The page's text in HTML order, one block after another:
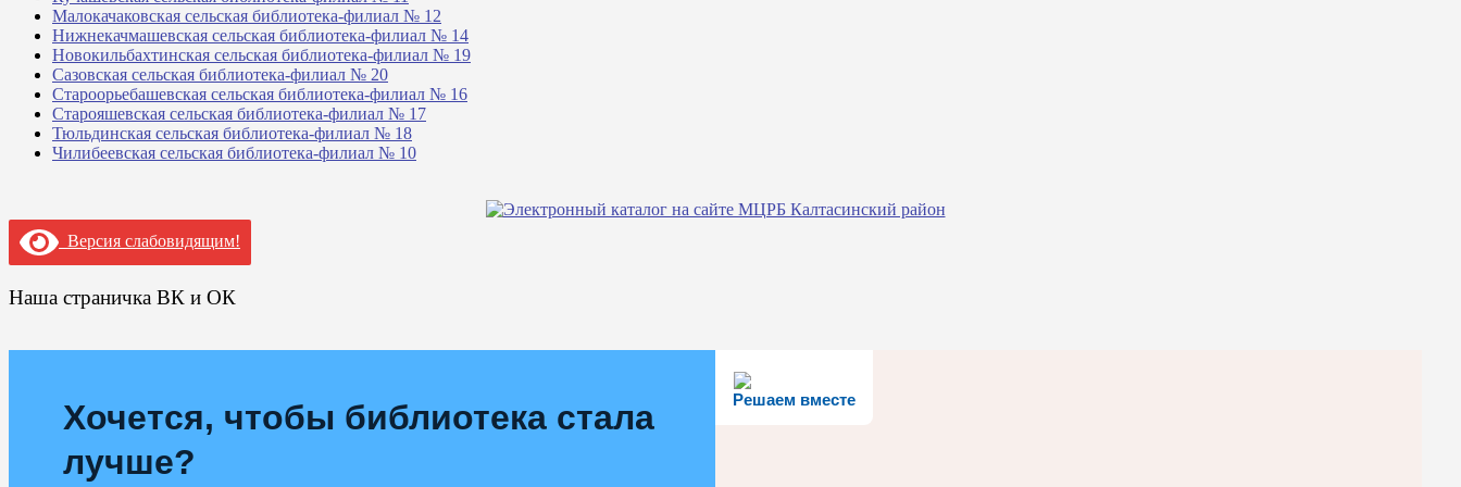
Малокачаковская сельская библиотека-филиал № 12
Нижнекачмашевская сельская библиотека-филиал № 14
Новокильбахтинская сельская библиотека-филиал № 19
Сазовская сельская библиотека-филиал № 20
Староорьебашевская сельская библиотека-филиал № 16
Старояшевская сельская библиотека-филиал № 17
Тюльдинская сельская библиотека-филиал № 18
Чилибеевская сельская библиотека-филиал № 10
Версия слабовидящим!
Наша страничка ВК и ОК
Решаем вместе
Хочется, чтобы библиотека стала
лучше?